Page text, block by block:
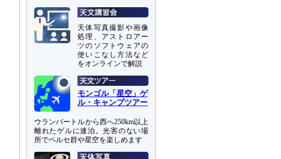
天体写真撮影や画像
処理、アストロアー
ツのソフトウェアの
使いこなし方法など
をオンラインで解説
モンゴル「星空」ゲ
ル・キャンプツアー
ウランバートルから西へ250km以上
離れたゲルに連泊。光害のない場
所でペルセ群や星空を楽しめます